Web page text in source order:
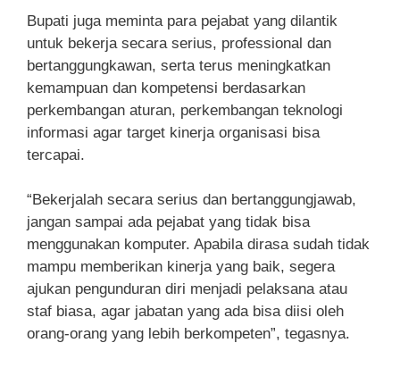
Bupati juga meminta para pejabat yang dilantik
untuk bekerja secara serius, professional dan
bertanggungkawan, serta terus meningkatkan
kemampuan dan kompetensi berdasarkan
perkembangan aturan, perkembangan teknologi
informasi agar target kinerja organisasi bisa
tercapai.
“Bekerjalah secara serius dan bertanggungjawab,
jangan sampai ada pejabat yang tidak bisa
menggunakan komputer. Apabila dirasa sudah tidak
mampu memberikan kinerja yang baik, segera
ajukan pengunduran diri menjadi pelaksana atau
staf biasa, agar jabatan yang ada bisa diisi oleh
orang-orang yang lebih berkompeten”, tegasnya.